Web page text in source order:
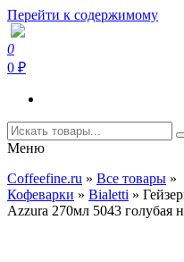
Перейти к содержимому
Coffeefine.ru
Интернет-магазин
0
0 ₽
Меню
Coffeefine.ru » Все товары »
Кофеварки » Bialetti »
Azzura 270мл 5043 голубая